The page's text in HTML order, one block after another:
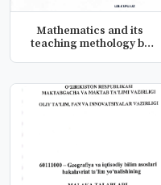
Mathematics and its
teaching methology by